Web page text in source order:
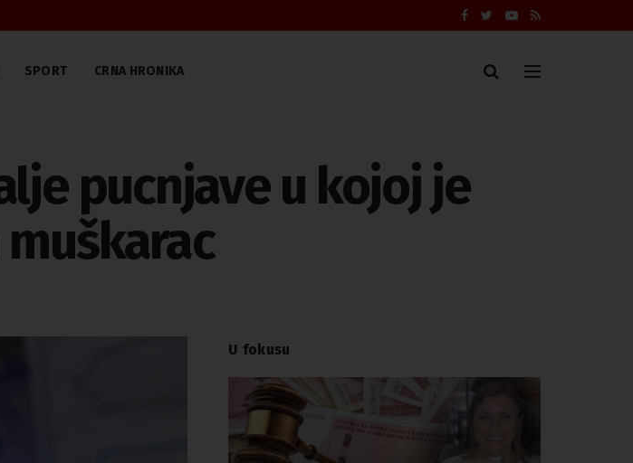
SPORT CRNA HRONIKA
pucnjave u kojoj je
U fokusu